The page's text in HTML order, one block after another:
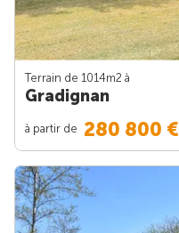
Terrain de 1014m2 à
Gradignan
à partir de 280 800 €